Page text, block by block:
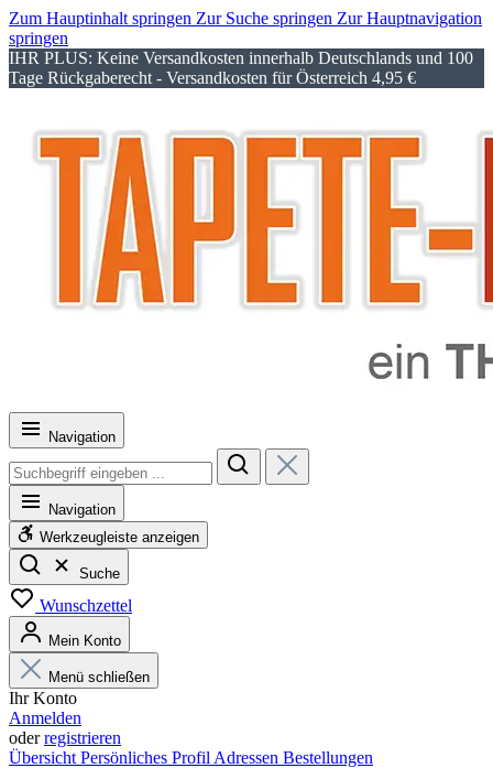
Zum Hauptinhalt springen Zur Suche springen Zur Hauptnavigation
springen
IHR PLUS: Keine Versandkosten innerhalb Deutschlands und 100
Tage Rückgaberecht - Versandkosten für Österreich 4,95 €
Navigation
Navigation
Werkzeugleiste anzeigen
Suche
Wunschzettel
Mein Konto
Menü schließen
Ihr Konto
Anmelden
oderregistrieren
Übersicht Persönliches Profil Adressen Bestellungen